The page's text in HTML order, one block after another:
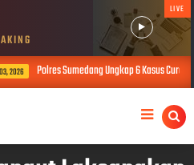
LIVE
2026 Polres Sumedang Ungkap 6 Kasus